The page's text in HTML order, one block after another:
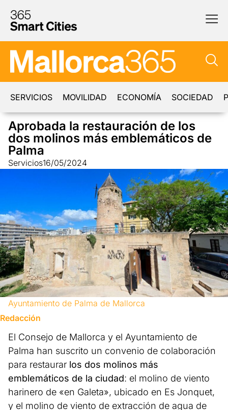
SERVICIOS MOVILIDAD ECONOMÍA SOCIEDAD
Aprobada la restauración de los
dos molinos más emblemáticos de
Palma
Servicios16/05/2024
Ayuntamiento de Palma de Mallorca
Redacción
El Consejo de Mallorca y el Ayuntamiento de
Palma han suscrito un convenio de colaboración
para restaurar los dos molinos más
emblemáticos de la ciudad: el molino de viento
harinero de «en Galeta», ubicado en Es Jonquet,
y el molino de viento de extracción de agua de